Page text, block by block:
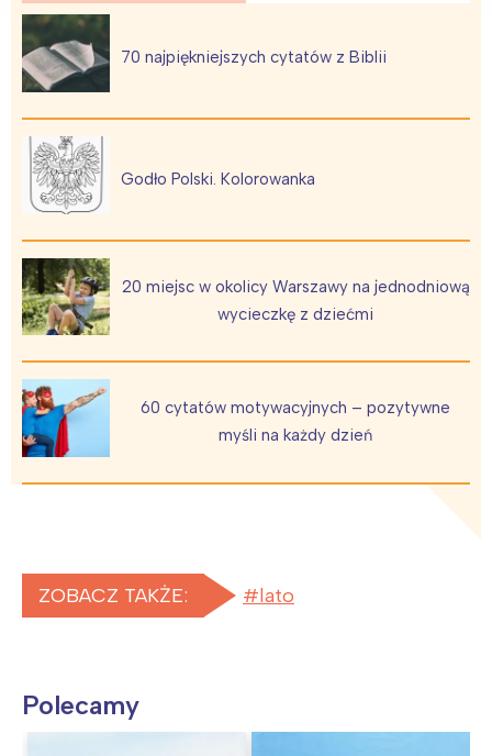
70 najpiękniejszych cytatów z Biblii
Godło Polski. Kolorowanka
20 miejsc w okolicy Warszawy na jednodniową
wycieczkę z dziećmi
60 cytatów motywacyjnych – pozytywne
myśli na każdy dzień
ZOBACZ TAKŻE: lato
Polecamy